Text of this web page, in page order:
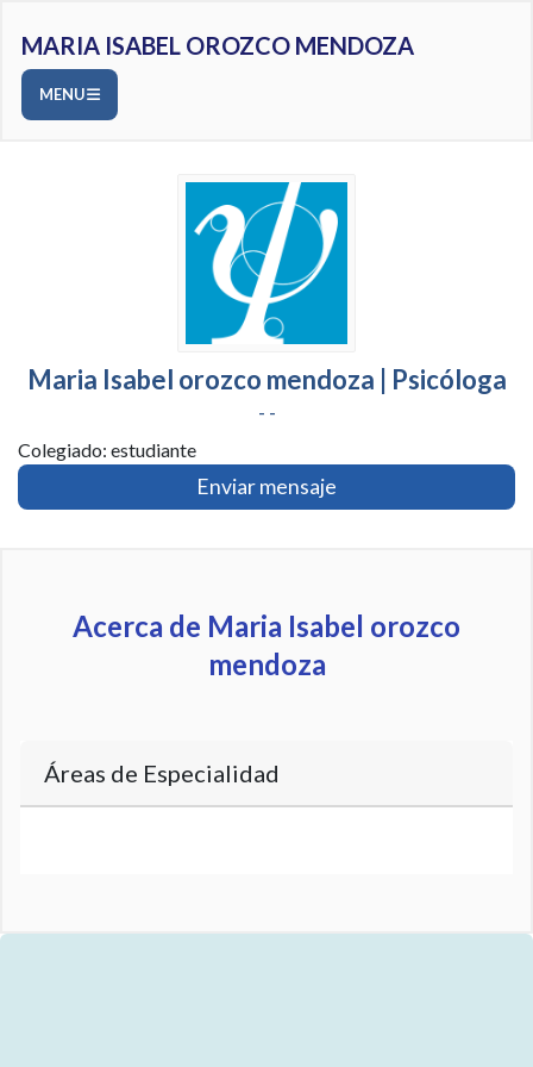
MARIA ISABEL OROZCO MENDOZA
MENU
Maria Isabel orozco mendoza | Psicóloga
- -
Colegiado: estudiante
Enviar mensaje
Acerca de Maria Isabel orozco
mendoza
Áreas de Especialidad